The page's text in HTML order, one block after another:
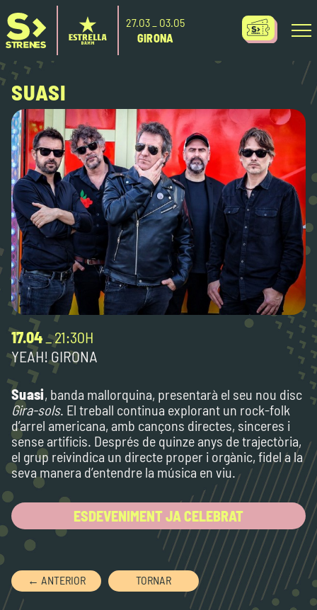
27.O3 _ O3.O5
GIRONA
SUASI
17.04 _ 21:30H
YEAH! GIRONA
Suasi, banda mallorquina, presentarà el seu nou disc
Gira-sols. El treball continua explorant un rock-folk
d’arrel americana, amb cançons directes, sinceres i
sense artificis. Després de quinze anys de trajectòria,
el grup reivindica un directe proper i orgànic, fidel a la
seva manera d’entendre la música en viu.
ESDEVENIMENT JA CELEBRAT
← ANTERIOR TORNAR